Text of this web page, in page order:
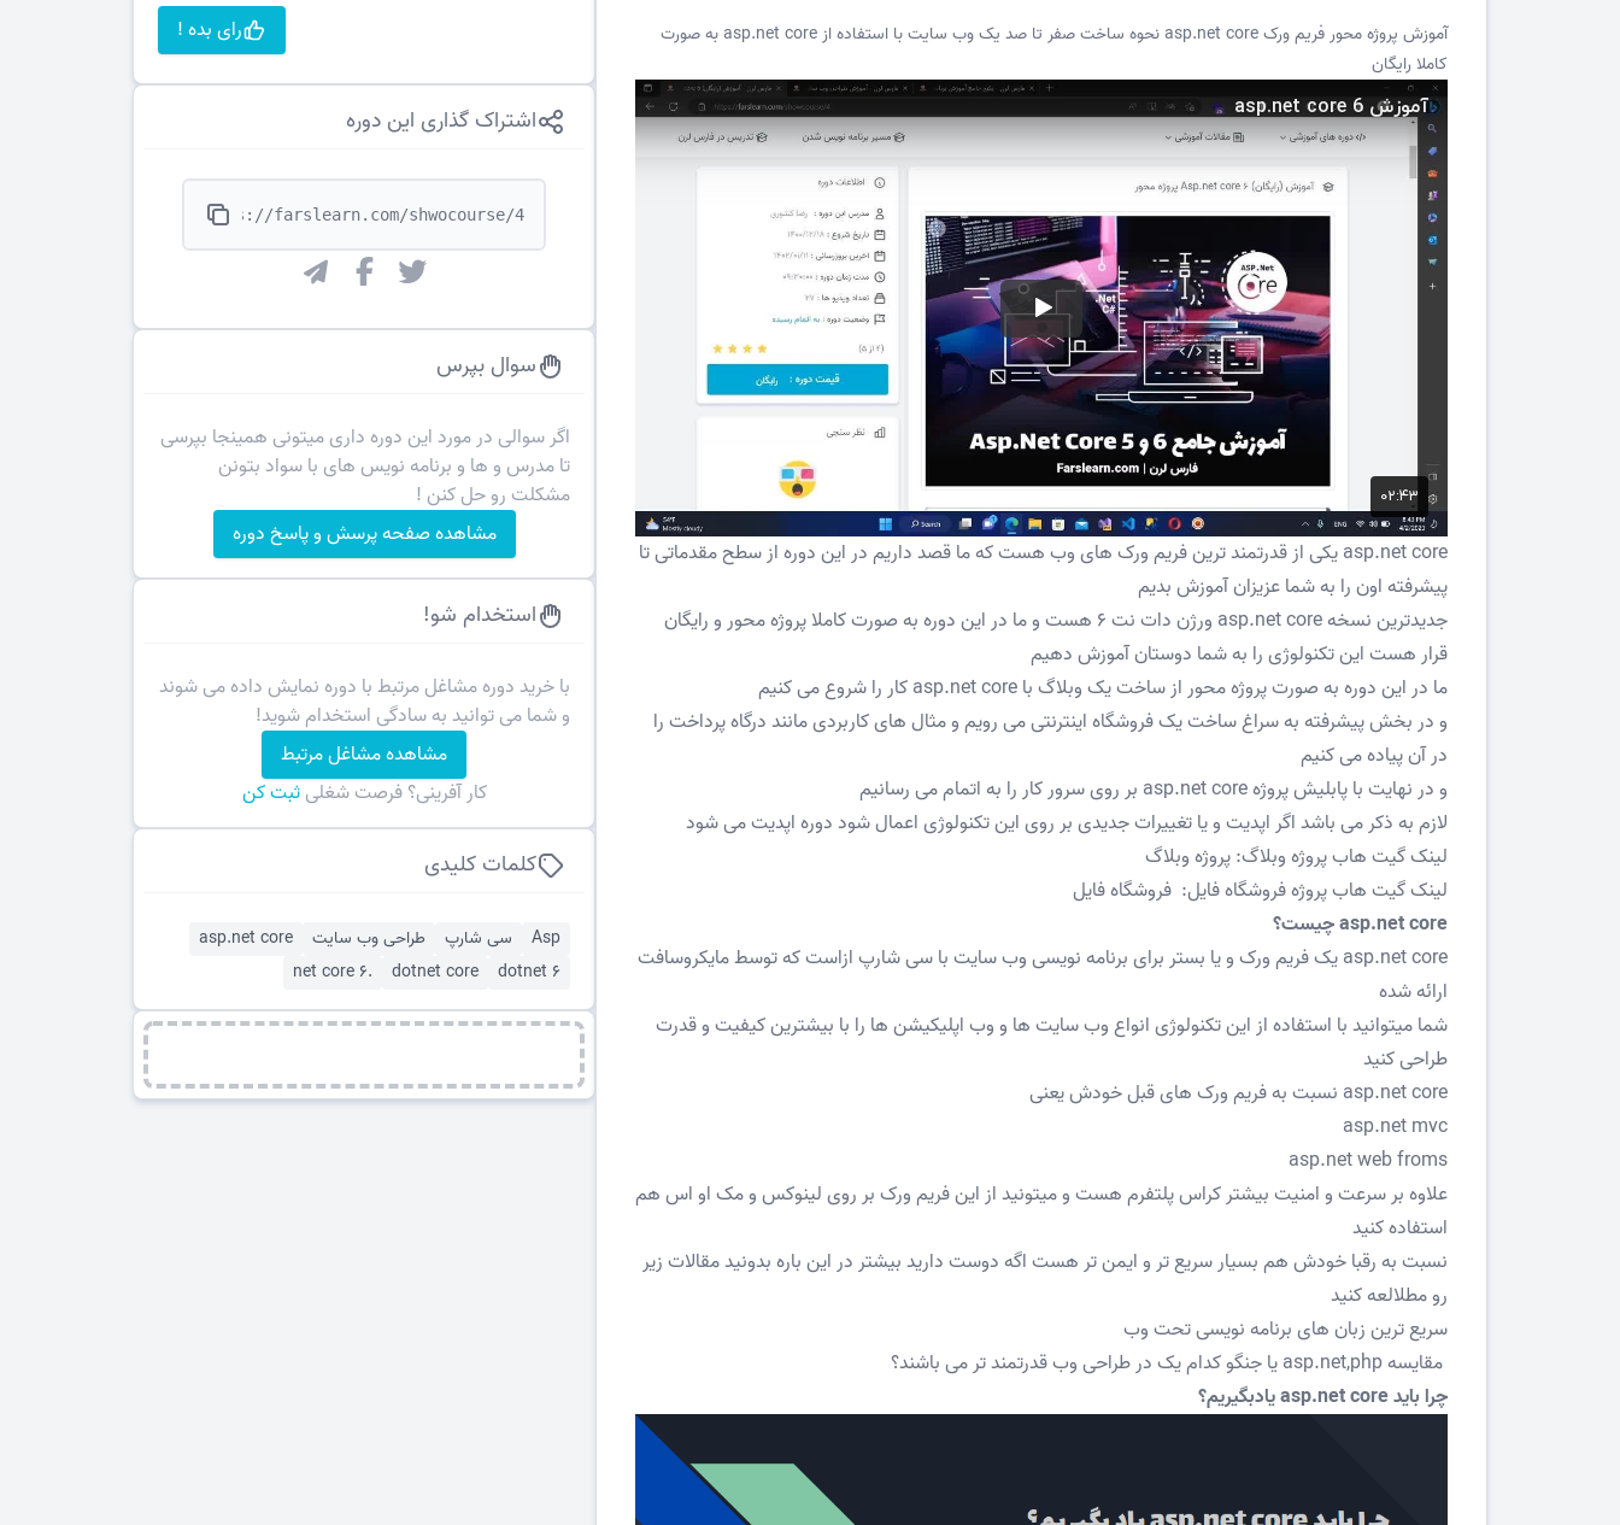
رای بده !
اشتراک گذاری این دوره
https://farslearn.com/shwocourse/4"
سوال بپرس
اگر سوالی در مورد این دوره داری میتونی همینجا بپرسی
تا مدرس و ها و برنامه نویس های با سواد بتونن
مشکلت رو حل کنن !
مشاهده صفحه پرسش و پاسخ دوره
استخدام شو!
با خرید دوره مشاغل مرتبط با دوره نمایش داده می شوند
و شما می توانید به سادگی استخدام شوید!
مشاهده مشاغل مرتبط
کار آفرینی؟ فرصت شغلیثبت کن
کلمات کلیدی
Asp سی شارپ طراحی وب سایت
asp.net core
dotnet 6
dotnet core
.net core 6
آموزش پروژه محور فریم ورک asp.net core نحوه ساخت صفر تا صد یک وب سایت با استفاده از asp.net core به صورت
کاملا رایگان
asp.net core یکی از قدرتمند ترین فریم ورک های وب هست که ما قصد داریم در این دوره از سطح مقدماتی تا
پیشرفته اون را به شما عزیزان آموزش بدیم
جدیدترین نسخه asp.net core ورژن دات نت 6 هست و ما در این دوره به صورت کاملا پروژه محور و رایگان
قرار هست این تکنولوژی را به شما دوستان آموزش دهیم
ما در این دوره به صورت پروژه محور از ساخت یک وبلاگ با asp.net core کار را شروع می کنیم
و در بخش پیشرفته به سراغ ساخت یک فروشگاه اینترنتی می رویم و مثال های کاربردی مانند درگاه پرداخت را
در آن پیاده می کنیم
و در نهایت با پابلیش پروژه asp.net core بر روی سرور کار را به اتمام می رسانیم
لازم به ذکر می باشد اگر اپدیت و یا تغییرات جدیدی بر روی این تکنولوژی اعمال شود دوره اپدیت می شود
لینک گیت هاب پروژه وبلاگ:پروژه وبلاگ
لینک گیت هاب پروژه فروشگاه فایل: فروشگاه فایل
asp.net core چیست؟
asp.net core یک فریم ورک و یا بستر برای برنامه نویسی وب سایت با سی شارپ ازاست که توسط مایکروسافت
ارائه شده
شما میتوانید با استفاده از این تکنولوژی انواع وب سایت ها و وب اپلیکیشن ها را با بیشترین کیفیت و قدرت
طراحی کنید
asp.net core نسبت به فریم ورک های قبل خودش یعنی
asp.net mvc
asp.net web froms
علاوه بر سرعت و امنیت بیشتر کراس پلتفرم هست و میتونید از این فریم ورک بر روی لینوکس و مک او اس هم
استفاده کنید
نسبت به رقبا خودش هم بسیار سریع تر و ایمن تر هست اگه دوست دارید بیشتر در این باره بدونید مقالات زیر
رو مطلالعه کنید
سریع ترین زبان های برنامه نویسی تحت وب
مقایسه asp.net,php یا جنگو کدام یک در طراحی وب قدرتمند تر می باشند؟
چرا باید asp.net core یادبگیریم؟